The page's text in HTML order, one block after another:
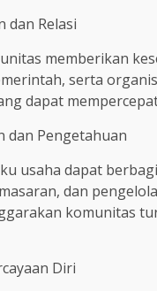
dan Relasi
memberikan
serta
dapat
dan Pengetahuan
usaha dapat
dan
komunitas
Diri